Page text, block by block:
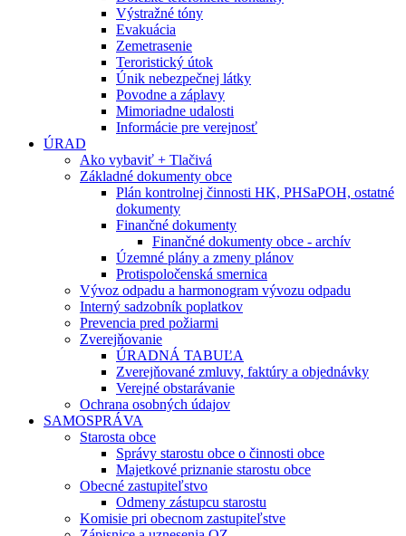
Výstražné tóny
Evakuácia
Zemetrasenie
Teroristický útok
Únik nebezpečnej látky
Povodne a záplavy
Mimoriadne udalosti
Informácie pre verejnosť
ÚRAD
Ako vybaviť + Tlačivá
Základné dokumenty obce
Plán kontrolnej činnosti HK, PHSaPOH, ostatné
dokumenty
Finančné dokumenty
Finančné dokumenty obce - archív
Územné plány a zmeny plánov
Protispoločenská smernica
Vývoz odpadu a harmonogram vývozu odpadu
Interný sadzobník poplatkov
Prevencia pred požiarmi
Zverejňovanie
ÚRADNÁ TABUĽA
Zverejňované zmluvy, faktúry a objednávky
Verejné obstarávanie
Ochrana osobných údajov
SAMOSPRÁVA
Starosta obce
Správy starostu obce o činnosti obce
Majetkové priznanie starostu obce
Obecné zastupiteľstvo
Odmeny zástupcu starostu
Komisie pri obecnom zastupiteľstve